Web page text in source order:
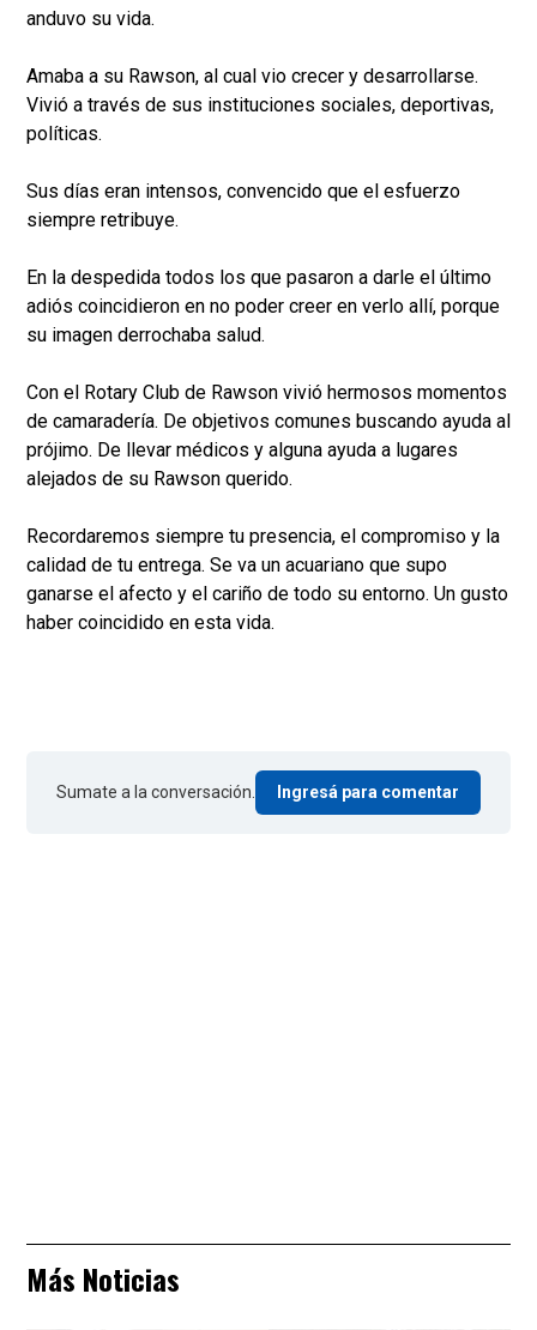
anduvo su vida.
Amaba a su Rawson, al cual vio crecer y desarrollarse.
Vivió a través de sus instituciones sociales, deportivas,
políticas.
Sus días eran intensos, convencido que el esfuerzo
siempre retribuye.
En la despedida todos los que pasaron a darle el último
adiós coincidieron en no poder creer en verlo allí, porque
su imagen derrochaba salud.
Con el Rotary Club de Rawson vivió hermosos momentos
de camaradería. De objetivos comunes buscando ayuda al
prójimo. De llevar médicos y alguna ayuda a lugares
alejados de su Rawson querido.
Recordaremos siempre tu presencia, el compromiso y la
calidad de tu entrega. Se va un acuariano que supo
ganarse el afecto y el cariño de todo su entorno. Un gusto
haber coincidido en esta vida.
Sumate a la conversación. Ingresá para comentar
Más Noticias